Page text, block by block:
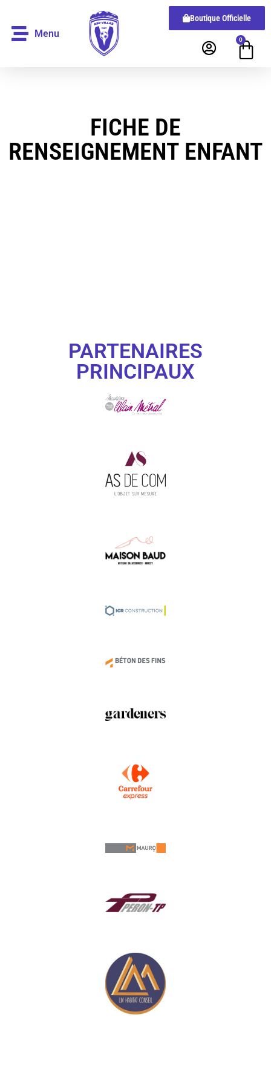
Menu
Boutique Officielle
0
FICHE DE
RENSEIGNEMENT ENFANT
PARTENAIRES
PRINCIPAUX